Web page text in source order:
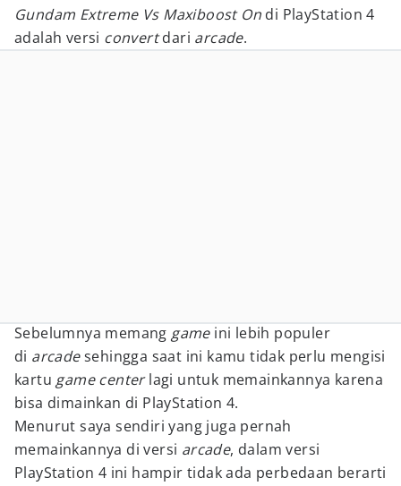
Gundam Extreme Vs Maxiboost On di PlayStation 4
adalah versi convertdari arcade.
Sebelumnya memang game ini lebih populer
di arcadesehingga saat ini kamu tidak perlu mengisi
kartu game centerlagi untuk memainkannya karena
bisa dimainkan di PlayStation 4.
Menurut saya sendiri yang juga pernah
memainkannya di versi arcade, dalam versi
PlayStation 4 ini hampir tidak ada perbedaan berarti